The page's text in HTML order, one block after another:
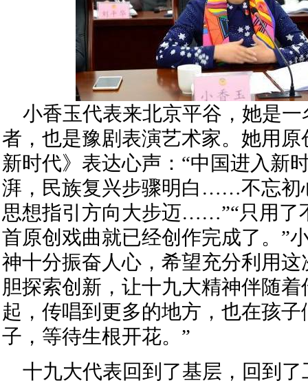
小香玉代表来北京平谷，她是
者，也是豫剧表演艺术家。她用
新时代》表达心声：“中国进入新
湃，民族复兴步骤明白……不忘初
思想指引方向大步迈……”“只用了
首原创戏曲就已经创作完成了。”
神十分振奋人心，希望充分利用
胆探索创新，让十九大精神伴随
起，传唱到更多的地方，也在孩
子，等待生根开花。”
十九大代表回到了基层，回到